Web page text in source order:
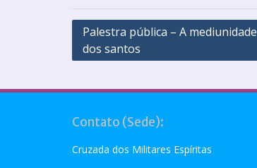
Palestra pública – A mediunidade
dos santos
Contato (Sede):
Cruzada dos Militares Espíritas